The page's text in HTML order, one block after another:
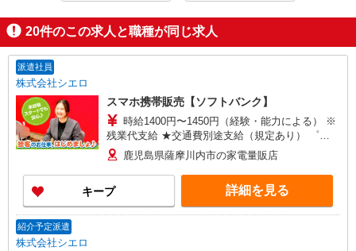
20件のこの求人と職種が同じ求人
派遣社員
株式会社シエロ
スマホ携帯販売【ソフトバンク】
時給1400円〜1450円（経験・能力による） ※
残業代支給 ★交通費別途支給（規定あり） ゜
+゜・。○。・゜+゜・。○。・゜+゜ 入社祝い金10
万円支給(規定有) お友達を紹介頂くと, インセンテ
ィブ支給(規定有) ★月2回払い・週払い可能（規程
有）★ ゜・。○。・゜+゜・。○。・゜+゜
鹿児島県薩摩川内市の家電量販店
キープ 詳細を見る
紹介予定派遣
株式会社シエロ